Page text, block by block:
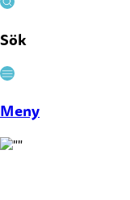
Sök
Stäng
Meny